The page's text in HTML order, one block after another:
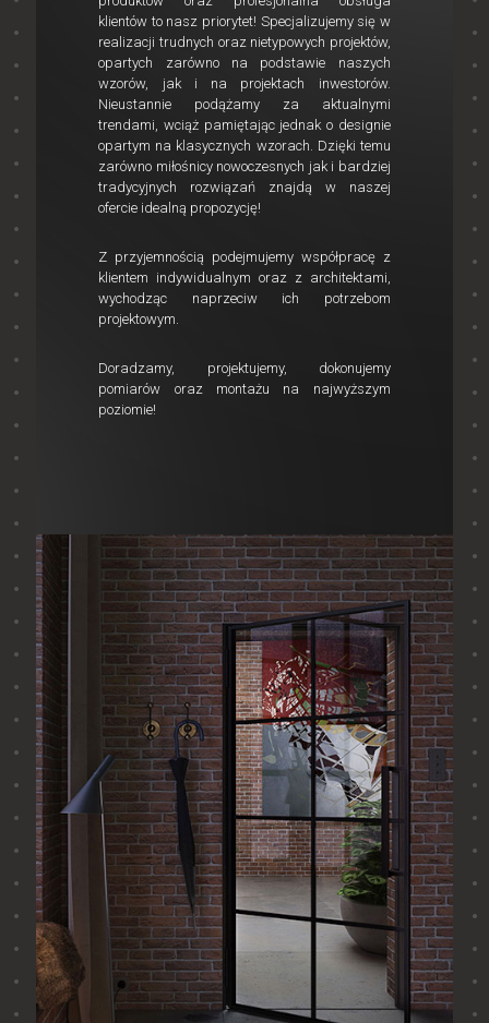
klientów to nasz priorytet! Specjalizujemy się w
realizacji trudnych oraz nietypowych projektów,
opartych zarówno na podstawie naszych
wzorów, jak i na projektach inwestorów.
Nieustannie podążamy za aktualnymi
trendami, wciąż pamiętając jednak o designie
opartym na klasycznych wzorach. Dzięki temu
zarówno miłośnicy nowoczesnych jak i bardziej
tradycyjnych rozwiązań znajdą w naszej
ofercie idealną propozycję!
Z przyjemnością podejmujemy współpracę z
klientem indywidualnym oraz z architektami,
wychodząc naprzeciw ich potrzebom
projektowym.
Doradzamy, projektujemy, dokonujemy
pomiarów oraz montażu na najwyższym
poziomie!